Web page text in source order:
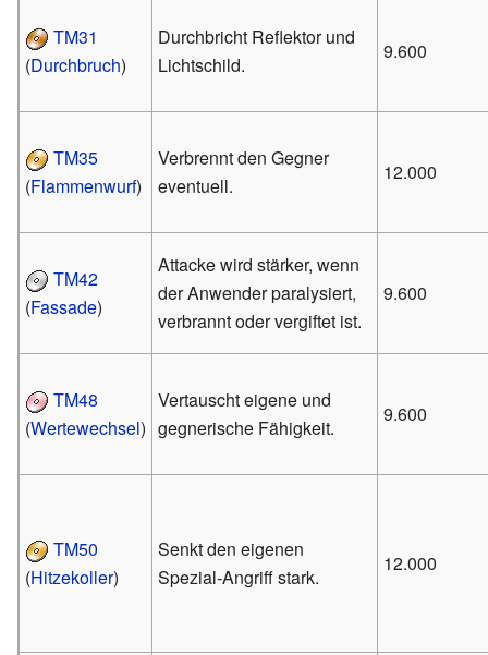
TM31
(Durchbruch)
Durchbricht Reflektor und
Lichtschild.
9.600
TM35
(Flammenwurf)
Verbrennt den Gegner
eventuell.
12.000
TM42
(Fassade)
Attacke wird stärker, wenn
der Anwender paralysiert,
verbrannt oder vergiftet ist.
9.600
TM48
(Wertewechsel)
Vertauscht eigene und
gegnerische Fähigkeit.
9.600
TM50
(Hitzekoller)
Senkt den eigenen
Spezial-Angriff stark.
12.000